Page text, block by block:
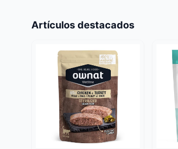
Artículos destacados